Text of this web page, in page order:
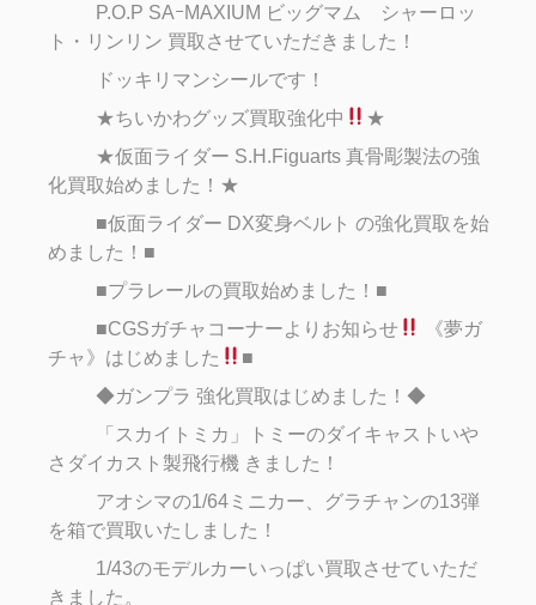
P.O.P SAｰMAXIUM ビッグマム シャーロッ
ト・リンリン 買取させていただきました！
ドッキリマンシールです！
★ちいかわグッズ買取強化中
★
★仮面ライダー S.H.Figuarts 真骨彫製法の強
化買取始めました！★
■仮面ライダー DX変身ベルト の強化買取を始
めました！■
■プラレールの買取始めました！■
■CGSガチャコーナーよりお知らせ
《夢ガ
チャ》はじめました
■
◆ガンプラ 強化買取はじめました！◆
「スカイトミカ」トミーのダイキャストいや
さダイカスト製飛行機 きました！
アオシマの1/64ミニカー、グラチャンの13弾
を箱で買取いたしました！
1/43のモデルカーいっぱい買取させていただ
きました。